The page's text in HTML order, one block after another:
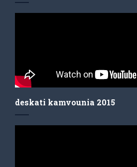
deskati kamvounia 2015